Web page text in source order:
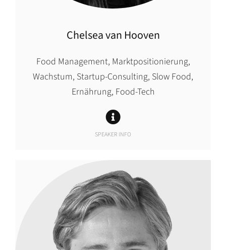
Chelsea van Hooven
Food Management, Marktpositionierung,
Wachstum, Startup-Consulting, Slow Food,
Ernährung, Food-Tech
SPEAKER INFO